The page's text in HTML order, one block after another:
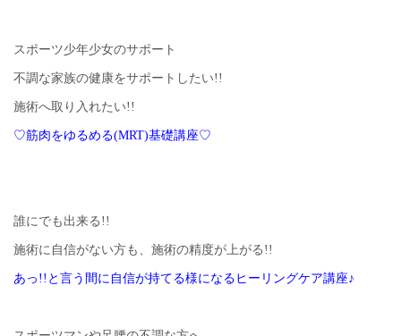
スポーツ少年少女のサポート
不調な家族の健康をサポートしたい!!
施術へ取り入れたい!!
♡筋肉をゆるめる(MRT)基礎講座♡
誰にでも出来る!!
施術に自信がない方も、施術の精度が上がる!!
あっ!!と言う間に自信が持てる様になるヒーリングケア講座♪